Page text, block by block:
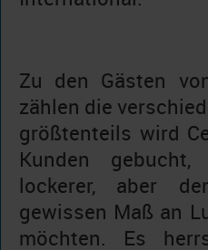
Zu den Gästen
zählen die
größtenteils wird
Kunden
lockerer, aber
gewissen Maß an
möchten. Es